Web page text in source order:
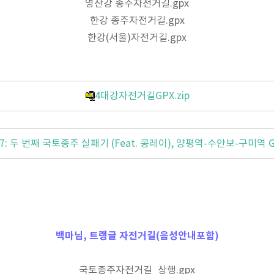
영산강 종주자전거길.gpx
한강 종주자전거길.gpx
한강(서울)자전거길.gpx
4대강자전거길GPX.zip
두 번째 국토종주 실패기 (Feat. 콩레이), 양평역-수안보-구미역
백마님, 트랭글 자전거길(음성안내포함)
국토종주자전거길_상행.gpx